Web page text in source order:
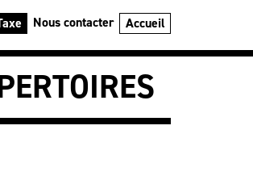
Nous contacter Accueil